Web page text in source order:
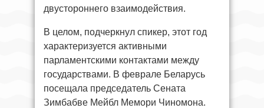
двустороннего взаимодействия.
В целом, подчеркнул спикер, этот год
характеризуется активными
парламентскими контактами между
государствами. В феврале Беларусь
посещала председатель Сената
Зимбабве Мейбл Мемори Чиномона.